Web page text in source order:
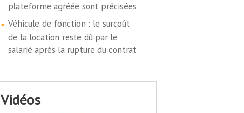
plateforme agréée sont précisées
Véhicule de fonction : le surcoût
de la location reste dû par le
salarié après la rupture du contrat
vidéos